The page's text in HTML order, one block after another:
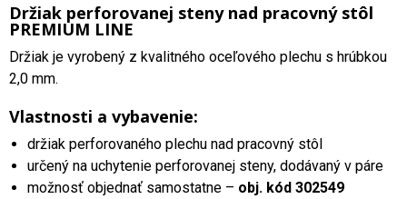
Držiak perforovanej steny nad pracovný stôl
PREMIUM LINE
Držiak je vyrobený z kvalitného oceľového plechu s hrúbkou
2,0 mm.
Vlastnosti a vybavenie:
držiak perforovaného plechu nad pracovný stôl
určený na uchytenie perforovanej steny, dodávaný v páre
možnosť objednať samostatne – obj. kód 302549